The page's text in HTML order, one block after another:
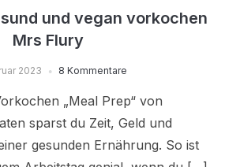
und vegan vorkochen
Mrs Flury
2023 8 Kommentare
„Meal Prep“ von
sparst du Zeit, Geld und
gesunden Ernährung. So ist